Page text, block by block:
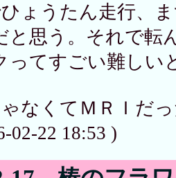
ょうたん走行、
と思う。それで転
ってすごい難しい
なくてＭＲＩだ
02-22 18:53 )